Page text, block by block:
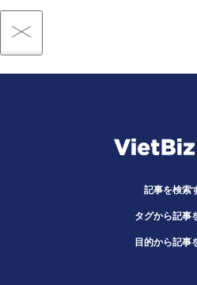
記事を検索
タグから記事
目的から記事